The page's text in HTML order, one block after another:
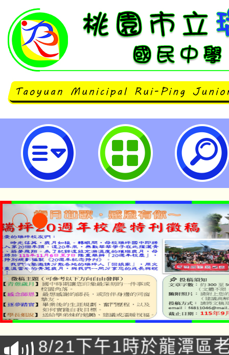
neilrpjhstyc網站設計者：徐嘉
「本色祭」8/29、30在
場熱烈登場!
8/21下午1時於龍潭區